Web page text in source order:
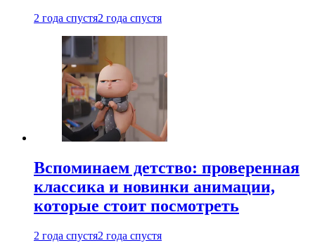
2 года спустя2 года спустя
Вспоминаем детство: проверенная
классика и новинки анимации,
которые стоит посмотреть
2 года спустя2 года спустя